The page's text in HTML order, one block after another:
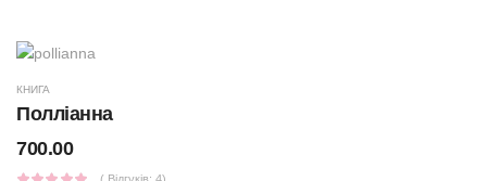
КНИГА
Полліанна
700.00
( Відгуків: 4)